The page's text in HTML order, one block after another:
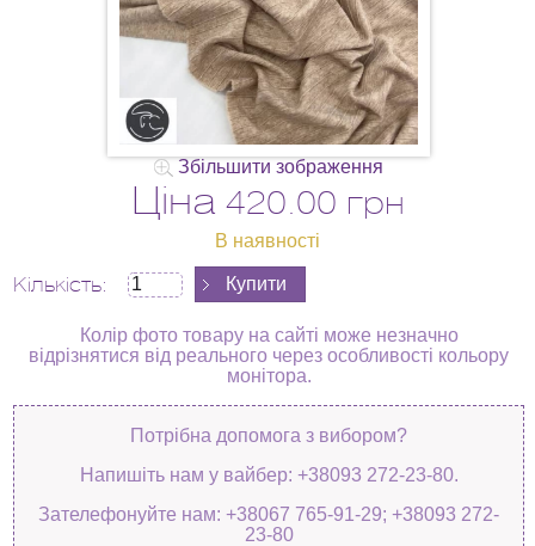
Збільшити зображення
Ціна 420.00 грн
В наявності
Кількість:
Колір фото товару на сайті може незначно
відрізнятися від реального через особливості кольору
монітора.
Потрібна допомога з вибором?
Напишіть нам у вайбер: +38093 272-23-80.
Зателефонуйте нам: +38067 765-91-29; +38093 272-
23-80